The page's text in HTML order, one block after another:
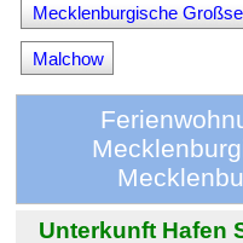
Mecklenburgische
Malchow
Unterkunft Hafen